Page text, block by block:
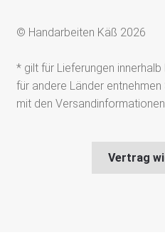
© Handarbeiten Käß 2026
* gilt für Lieferungen
für andere Länder
mit den Versandinformationen.
Vertrag